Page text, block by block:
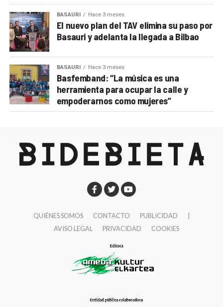
BASAURI Hace 3 meses
El nuevo plan del TAV elimina su paso por
Basauri y adelanta la llegada a Bilbao
BASAURI Hace 3 meses
Basfemband: “La música es una
herramienta para ocupar la calle y
empoderarnos como mujeres”
QUIÉNES SOMOS CONTACTO PUBLICIDAD
AVISO LEGAL
PRIVACIDAD COOKIES